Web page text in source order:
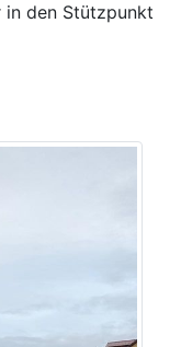
in den Stützpunkt